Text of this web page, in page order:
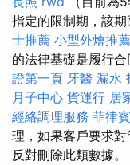
指定的限制期，該
士推薦 小型外燴推薦
的法律基礎是履行
證第一頁 牙醫 漏水
月子中心 貨運行 居
經絡調理服務 菲律
理，如果客戶要求
反對刪除此類數據